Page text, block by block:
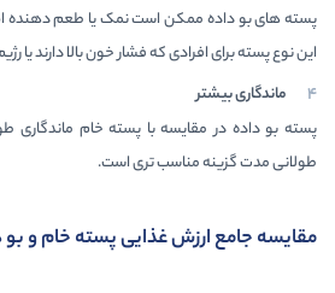
پسته های بو داده ممکن است نمک یا طعم دهنده
این نوع پسته برای افرادی که فشار خون بالا دارند
ماندگاری بیشتر
پسته بو داده در مقایسه با پسته خام ماندگاری
طولانی مدت گزینه مناسب تری است.
مقایسه جامع ارزش غذایی پسته خام و بو